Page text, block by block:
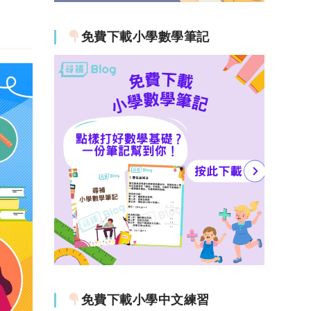
免費下載小學數學筆記
免費下載小學中文練習